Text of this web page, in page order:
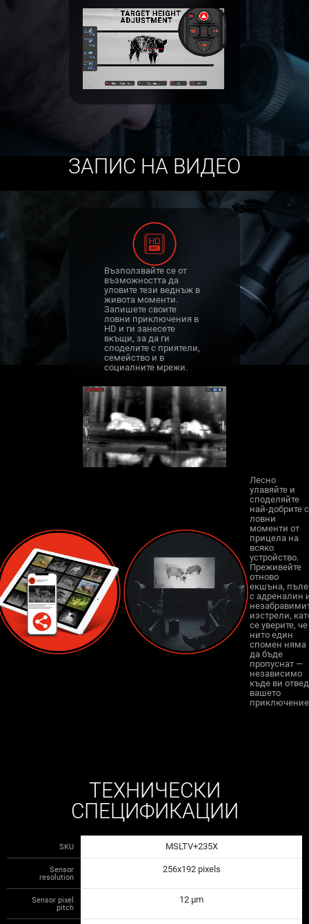
ЗАПИС НА ВИДЕО
Възползвайте се от
възможността да
уловите тези веднъж в
живота моменти.
Запишете своите
ловни приключения в
HD и ги занесете
вкъщи, за да ги
споделите с приятели,
семейство и в
социалните мрежи.
Лесно
улавяйте и
споделяйте
най-добрите
ловни
моменти от
прицела на
всяко
устройство.
Преживейте
отново
екшъна,
с адреналин
изстрели,
се уверите, че
нито един
спомен няма
да бъде
пропуснат —
независимо
къде ви
вашето
ТЕХНИЧЕСКИ
СПЕЦИФИКАЦИИ
SKU MSLTV+235X
Sensor
resolution
256x192 pixels
Sensor pixel
pitch
12 µm